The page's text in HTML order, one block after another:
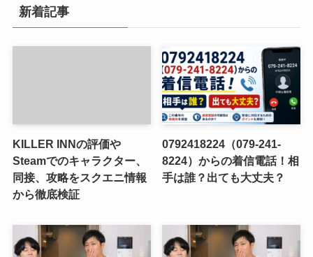
新着記事
KILLER INNの評価や
Steamでのキャラクター、
同接、攻略をスクエニ情報
から徹底検証
0792418224（079-241-
8224）からの着信電話！相
手は誰？出ても大丈夫？